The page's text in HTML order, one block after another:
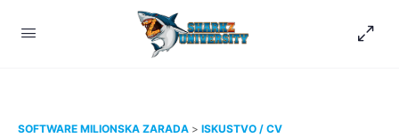
SOFTWARE MILIONSKA ZARADA ISKUSTVO / CV